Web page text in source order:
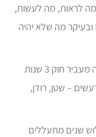
לראות, מה לעשות,
מה שלא יהיה
כשאנחנו קוראים שהרודן של טורקיה מעביר חוק 3 שנות
– שטן, רודן,
שנים מתעללים